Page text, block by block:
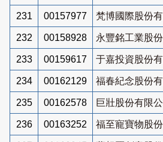
231 00157977 梵博國際股份
232 00158928 永豐銘工業股
233 00159617 于嘉投資股份
234 00162129 福春紀念股份
235 00162578 巨壯股份有限公
236 00163252 福至寵寶物股